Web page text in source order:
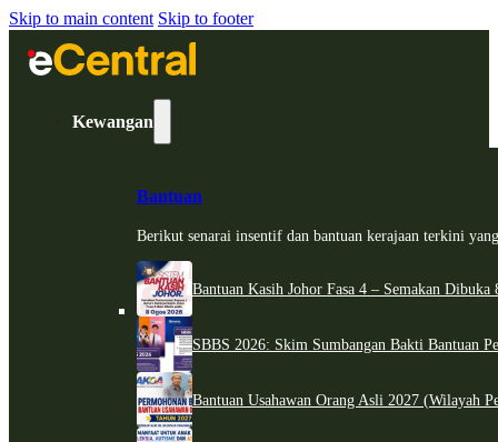
Skip to main content Skip to footer
Kewangan
Bantuan
Berikut senarai insentif dan bantuan kerajaan terkini
Bantuan Kasih Johor Fasa 4 – Semakan
SBBS 2026: Skim Sumbangan Bakti Bantuan
Bantuan Usahawan Orang Asli 2027 (Wilayah